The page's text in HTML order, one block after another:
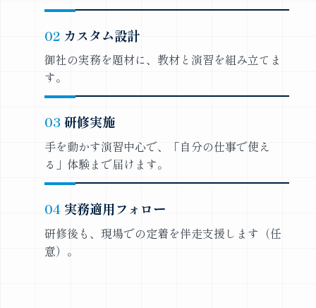
カスタム設計
御社の実務を題材に、教材と演習を組み立てま
す。
研修実施
手を動かす演習中心で、「自分の仕事で使え
る」体験まで届けます。
実務適用フォロー
研修後も、現場での定着を伴走支援します（任
意）。